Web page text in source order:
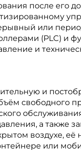
после его
или
(PLC) и
и
и
свободного
а также
воздухе,
или